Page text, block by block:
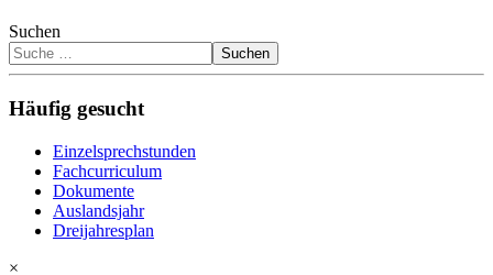
Suchen
Suchen
Häufig gesucht
Einzelsprechstunden
Fachcurriculum
Dokumente
Auslandsjahr
Dreijahresplan
×